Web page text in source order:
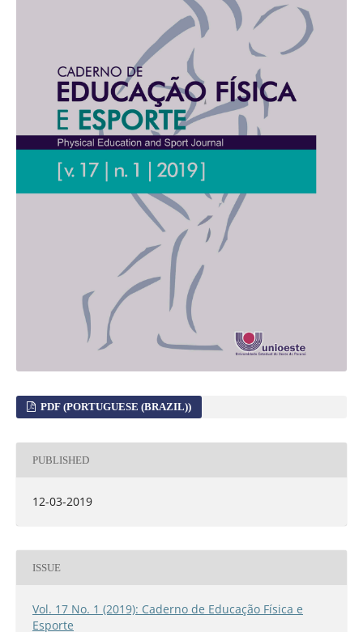
PDF (PORTUGUESE (BRAZIL))
PUBLISHED
12-03-2019
ISSUE
Vol. 17 No. 1 (2019): Caderno de Educação Física e
Esporte